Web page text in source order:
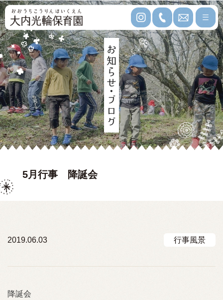
5月行事 降誕会
2019.06.03 行事風景
降誕会